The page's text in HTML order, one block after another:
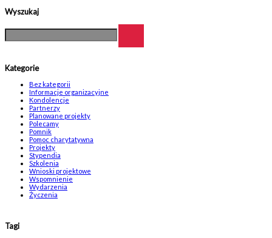
Wyszukaj
Kategorie
Bez kategorii
Informacje organizacyjne
Kondolencje
Partnerzy
Planowane projekty
Polecamy
Pomnik
Pomoc charytatywna
Projekty
Stypendia
Szkolenia
Wnioski projektowe
Wspomnienie
Wydarzenia
Życzenia
Tagi